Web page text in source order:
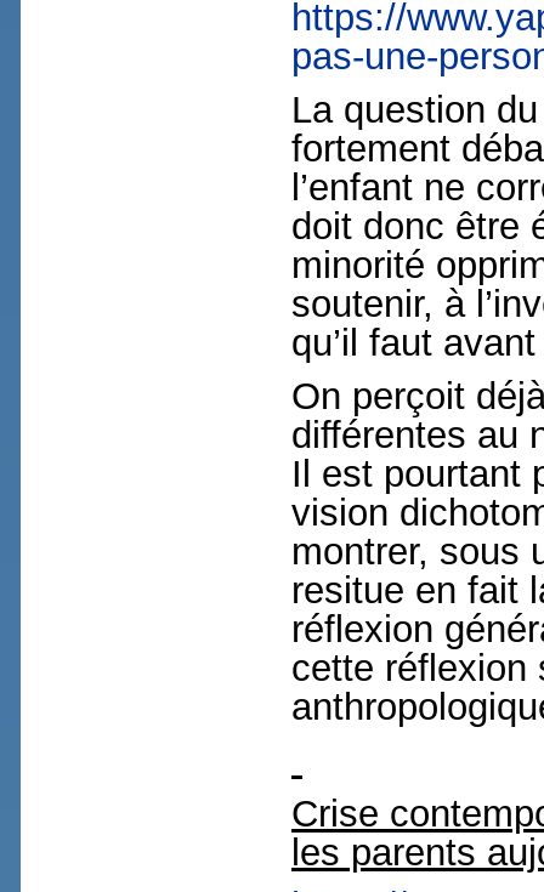
https://
pas-une-
La question
fortement
l’enfant ne
doit donc être
minorité
soutenir, à
qu’il faut
On perçoit
différentes au
Il est pourtant
vision
montrer, sous
resitue en fait
réflexion
cette réflexion
Crise
les parents